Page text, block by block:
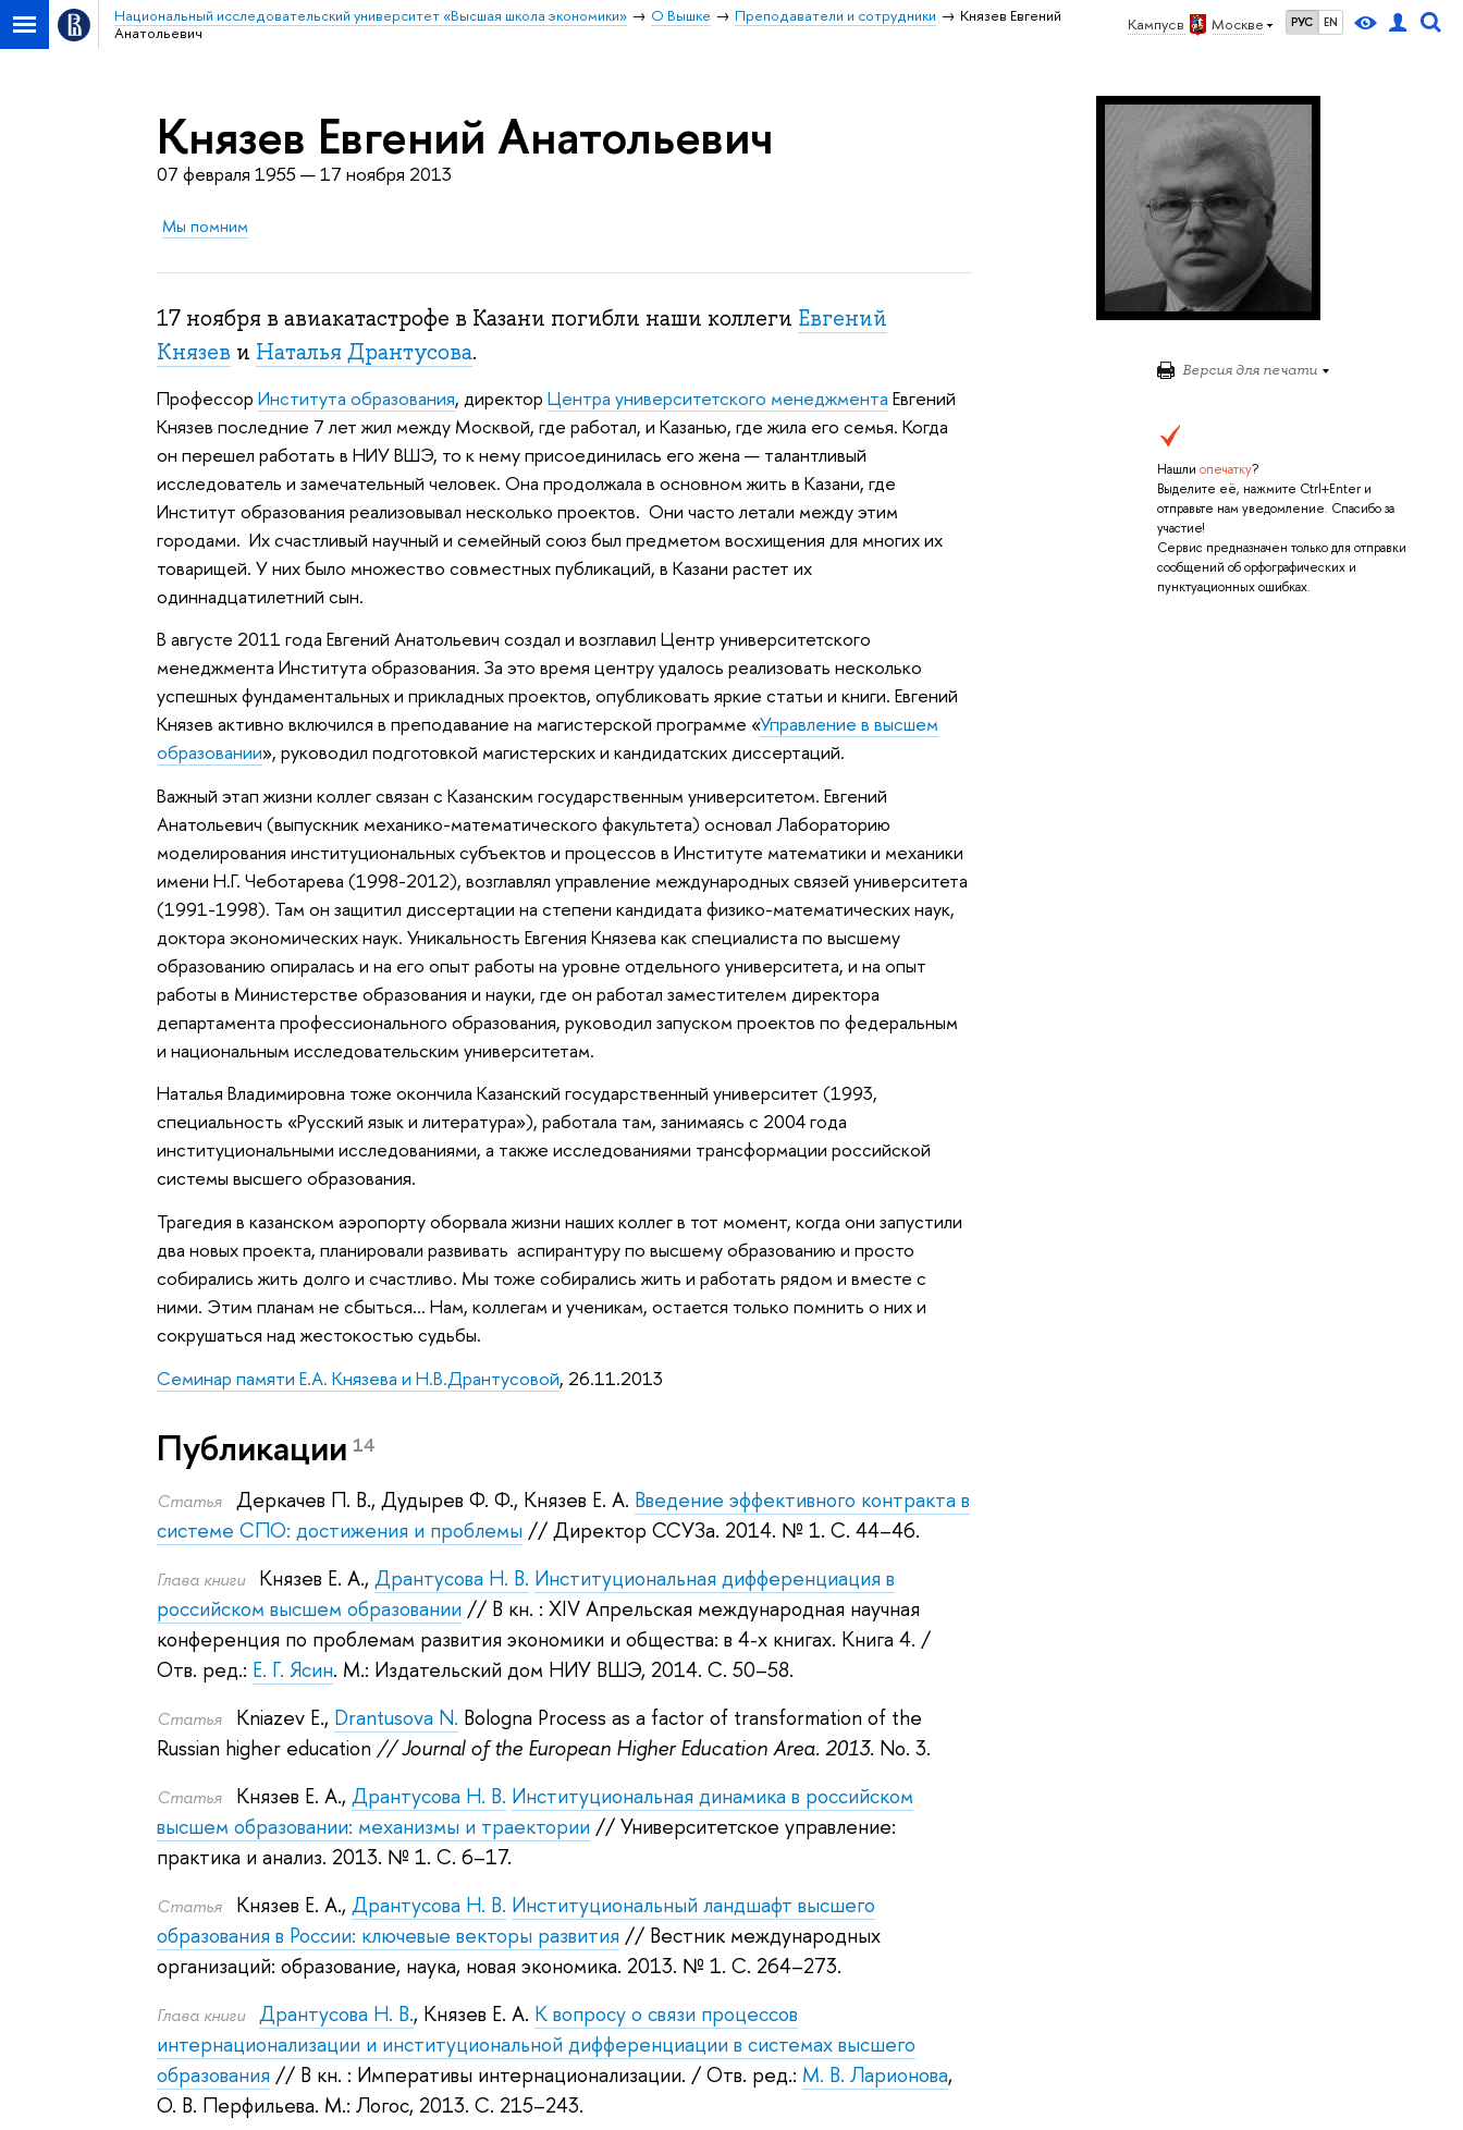
Кампус в Москве РУС EN
Национальный исследовательский университет «Высшая школа экономики» О Вышке Преподаватели и сотрудники
Князев Евгений
Анатольевич
Версия для печати
Нашли опечатку?
Выделите её, нажмите Ctrl+Enter и
отправьте нам уведомление. Спасибо за
участие!
Сервис предназначен только для отправки
сообщений об орфографических и
пунктуационных ошибках.
Князев Евгений Анатольевич
07 февраля 1955 — 17 ноября 2013
Мы помним
17 ноября в авиакатастрофе в Казани погибли наши коллеги Евгений
Князев и Наталья Дрантусова.
ПрофессорИнститута образования, директорЦентра университетского менеджмента Евгений
Князев последние 7 лет жил между Москвой, где работал, и Казанью, где жила его семья. Когда
он перешел работать в НИУ ВШЭ, то к нему присоединилась его жена — талантливый
исследователь и замечательный человек. Она продолжала в основном жить в Казани, где
Институт образования реализовывал несколько проектов. Они часто летали между этим
городами. Их счастливый научный и семейный союз был предметом восхищения для многих их
товарищей. У них было множество совместных публикаций, в Казани растет их
одиннадцатилетний сын.
В августе 2011 года Евгений Анатольевич создал и возглавил Центр университетского
менеджмента Института образования. За это время центру удалось реализовать несколько
успешных фундаментальных и прикладных проектов, опубликовать яркие статьи и книги. Евгений
Князев активно включился в преподавание на магистерской программе «Управление в высшем
образовании», руководил подготовкой магистерских и кандидатских диссертаций.
Важный этап жизни коллег связан с Казанским государственным университетом. Евгений
Анатольевич (выпускник механико-математического факультета) основал Лабораторию
моделирования институциональных субъектов и процессов в Институте математики и механики
имени Н.Г. Чеботарева (1998-2012), возглавлял управление международных связей университета
(1991-1998). Там он защитил диссертации на степени кандидата физико-математических наук,
доктора экономических наук. Уникальность Евгения Князева как специалиста по высшему
образованию опиралась и на его опыт работы на уровне отдельного университета, и на опыт
работы в Министерстве образования и науки, где он работал заместителем директора
департамента профессионального образования, руководил запуском проектов по федеральным
и национальным исследовательским университетам.
Наталья Владимировна тоже окончила Казанский государственный университет (1993,
специальность «Русский язык и литература»), работала там, занимаясь с 2004 года
институциональными исследованиями, а также исследованиями трансформации российской
системы высшего образования.
Трагедия в казанском аэропорту оборвала жизни наших коллег в тот момент, когда они запустили
два новых проекта, планировали развивать аспирантуру по высшему образованию и просто
собирались жить долго и счастливо. Мы тоже собирались жить и работать рядом и вместе с
ними. Этим планам не сбыться… Нам, коллегам и ученикам, остается только помнить о них и
сокрушаться над жестокостью судьбы.
Семинар памяти Е.А. Князева и Н.В.Дрантусовой, 26.11.2013
Публикации 14
Статья Деркачев П. В.,Дудырев Ф. Ф., Князев Е. А. Введение эффективного контракта в
системе СПО: достижения и проблемы // Директор ССУЗа. 2014. № 1. С. 44–46.
Глава книги Князев Е. А.,Дрантусова Н. В. Институциональная дифференциация в
российском высшем образовании // В кн. : XIV Апрельская международная научная
конференция по проблемам развития экономики и общества: в 4-х книгах. Книга 4. /
Отв. ред.: Е. Г. Ясин. М.: Издательский дом НИУ ВШЭ, 2014.С. 50–58.
Статья Kniazev E., Drantusova N. Bologna Process as a factor of transformation of the
Russian higher education // Journal of the European Higher Education Area. 2013. No. 3.
Статья Князев Е. А.,Дрантусова Н. В. Институциональная динамика в российском
высшем образовании: механизмы и траектории // Университетское управление:
практика и анализ. 2013. № 1. С. 6–17.
Статья Князев Е. А.,Дрантусова Н. В. Институциональный ландшафт высшего
образования в России: ключевые векторы развития // Вестник международных
организаций: образование, наука, новая экономика. 2013. № 1. С. 264–273.
Глава книги Дрантусова Н. В., Князев Е. А. К вопросу о связи процессов
интернационализации и институциональной дифференциации в системах высшего
образования // В кн. : Императивы интернационализации. / Отв. ред.: М. В. Ларионова,
О. В. Перфильева. М.: Логос, 2013.С. 215–243.